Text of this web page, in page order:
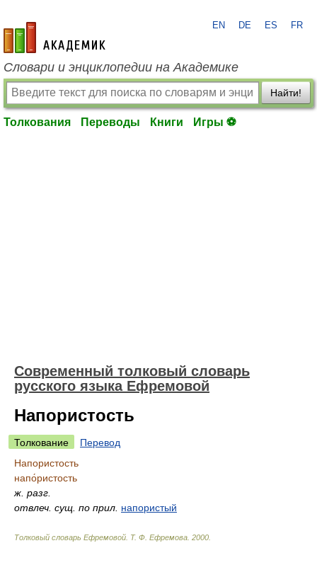
academic.ru
EN DE ES FR
Словари и энциклопедии на Академике
Найти!
Толкования Переводы Книги Игры ⚽
Современный толковый словарь
русского языка Ефремовой
Напористость
Толкование
Перевод
Напористость
напо́ристость
ж. разг.
отвлеч. сущ. по прил. напористый
Толковый словарь Ефремовой Т. Ф. Ефремова. 2000